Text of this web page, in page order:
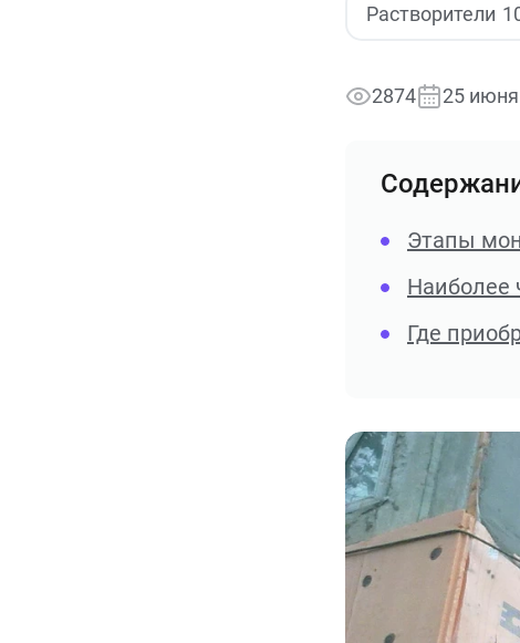
Растворители
2874 25
Этапы
Наиболее
Где